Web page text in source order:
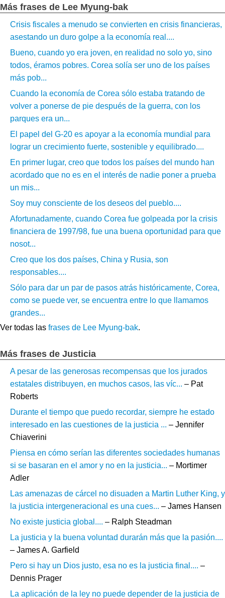
Más frases de Lee Myung-bak
Crisis fiscales a menudo se convierten en crisis financieras,
asestando un duro golpe a la economía real....
Bueno, cuando yo era joven, en realidad no solo yo, sino
todos, éramos pobres. Corea solía ser uno de los países
más pob...
Cuando la economía de Corea sólo estaba tratando de
volver a ponerse de pie después de la guerra, con los
parques era un...
El papel del G-20 es apoyar a la economía mundial para
lograr un crecimiento fuerte, sostenible y equilibrado....
En primer lugar, creo que todos los países del mundo han
acordado que no es en el interés de nadie poner a prueba
un mis...
Soy muy consciente de los deseos del pueblo....
Afortunadamente, cuando Corea fue golpeada por la crisis
financiera de 1997/98, fue una buena oportunidad para que
nosot...
Creo que los dos países, China y Rusia, son
responsables....
Sólo para dar un par de pasos atrás históricamente, Corea,
como se puede ver, se encuentra entre lo que llamamos
grandes...
Ver todas las frases de Lee Myung-bak.
Más frases de Justicia
A pesar de las generosas recompensas que los jurados
estatales distribuyen, en muchos casos, las víc... – Pat
Roberts
Durante el tiempo que puedo recordar, siempre he estado
interesado en las cuestiones de la justicia ... – Jennifer
Chiaverini
Piensa en cómo serían las diferentes sociedades humanas
si se basaran en el amor y no en la justicia... – Mortimer
Adler
Las amenazas de cárcel no disuaden a Martin Luther King, y
la justicia intergeneracional es una cues... – James Hansen
No existe justicia global.... – Ralph Steadman
La justicia y la buena voluntad durarán más que la pasión....
– James A. Garfield
Pero si hay un Dios justo, esa no es la justicia final.... –
Dennis Prager
La aplicación de la ley no puede depender de la justicia de